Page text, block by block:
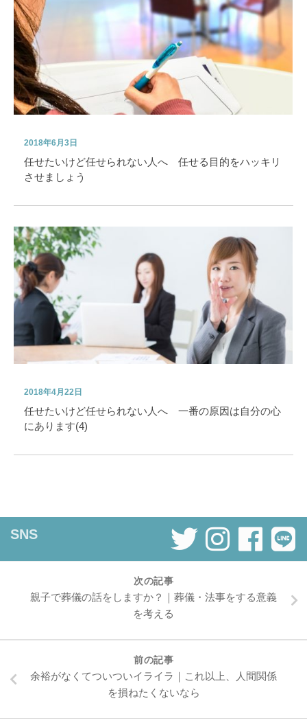
2018年6月3日
任せたいけど任せられない人へ 任せる目的をハッキリ
させましょう
2018年4月22日
任せたいけど任せられない人へ 一番の原因は自分の心
にあります(4)
SNS
次の記事
親子で葬儀の話をしますか？｜葬儀・法事をする意義
を考える
前の記事
余裕がなくてついついイライラ｜これ以上、人間関係
を損ねたくないなら